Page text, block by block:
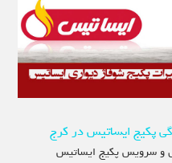
پکیج ایساتیس در کرج
و سرویس پکیج ایساتیس